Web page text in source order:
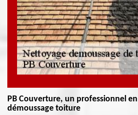
PB Couverture, un professionnel
démoussage toiture